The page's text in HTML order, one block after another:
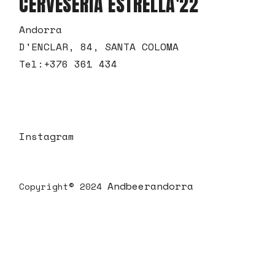
Andorra
D'ENCLAR, 84, SANTA COLOMA
Tel: +376 361 434
Instagram
Copyright© 2024Andbeerandorra